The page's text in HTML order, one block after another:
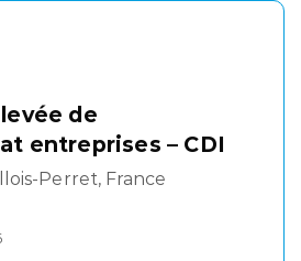
de
entreprises – CDI
Perret, France